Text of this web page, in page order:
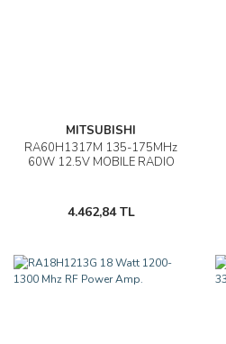
MITSUBISHI
RA60H1317M 135-175MHz
60W 12.5V MOBILE RADIO
4.462,84 TL